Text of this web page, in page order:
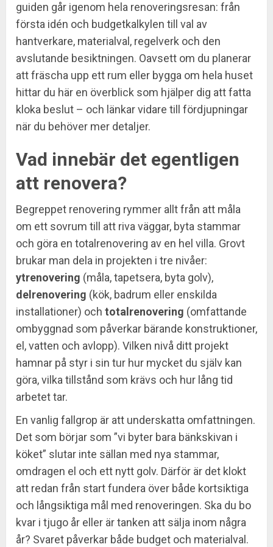
guiden går igenom hela renoveringsresan: från
första idén och budgetkalkylen till val av
hantverkare, materialval, regelverk och den
avslutande besiktningen. Oavsett om du planerar
att fräscha upp ett rum eller bygga om hela huset
hittar du här en överblick som hjälper dig att fatta
kloka beslut – och länkar vidare till fördjupningar
när du behöver mer detaljer.
Vad innebär det egentligen
att renovera?
Begreppet renovering rymmer allt från att måla
om ett sovrum till att riva väggar, byta stammar
och göra en totalrenovering av en hel villa. Grovt
brukar man dela in projekten i tre nivåer:
ytrenovering (måla, tapetsera, byta golv),
delrenovering (kök, badrum eller enskilda
installationer) och totalrenovering (omfattande
ombyggnad som påverkar bärande konstruktioner,
el, vatten och avlopp). Vilken nivå ditt projekt
hamnar på styr i sin tur hur mycket du själv kan
göra, vilka tillstånd som krävs och hur lång tid
arbetet tar.
En vanlig fallgrop är att underskatta omfattningen.
Det som börjar som ”vi byter bara bänkskivan i
köket” slutar inte sällan med nya stammar,
omdragen el och ett nytt golv. Därför är det klokt
att redan från start fundera över både kortsiktiga
och långsiktiga mål med renoveringen. Ska du bo
kvar i tjugo år eller är tanken att sälja inom några
år? Svaret påverkar både budget och materialval.